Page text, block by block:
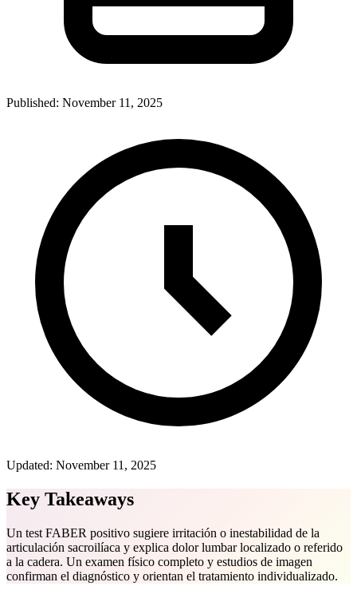
Published: November 11, 2025
Updated: November 11, 2025
Key Takeaways
Un test FABER positivo sugiere irritación o inestabilidad de la
articulación sacroilíaca y explica dolor lumbar localizado o referido
a la cadera. Un examen físico completo y estudios de imagen
confirman el diagnóstico y orientan el tratamiento individualizado.